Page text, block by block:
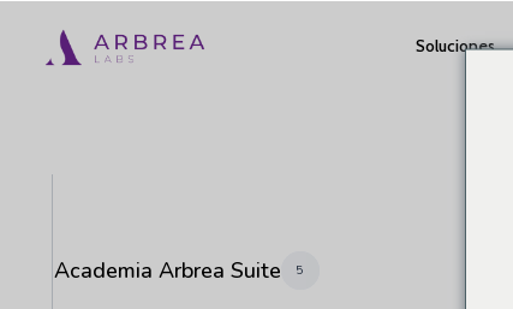
Soluciones
Academia Arbrea Suite 5